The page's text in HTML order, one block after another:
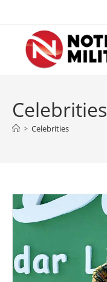
content
Celebrities
> Celebrities